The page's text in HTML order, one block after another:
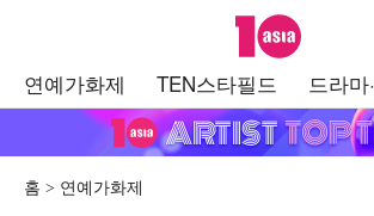
텐아시아
연예가화제 TEN스타필드 드라마
홈 연예가화제